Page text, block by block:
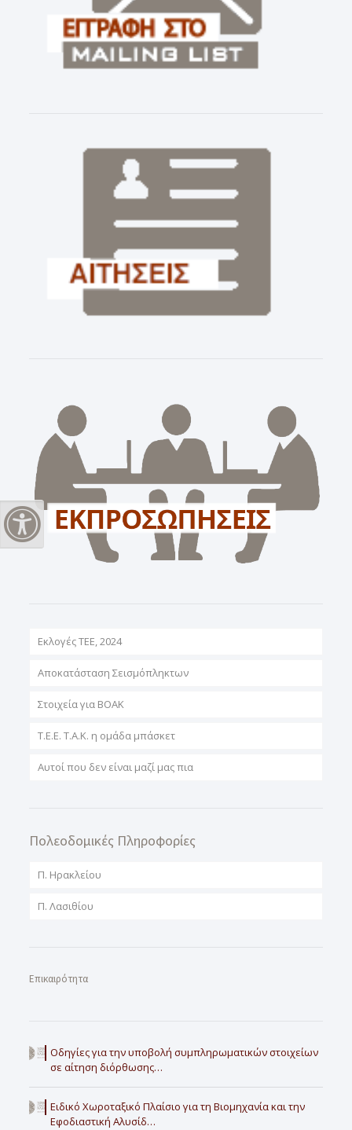
Εναλλαγή Υψηλής Αντίθεσης
Εκλογές ΤΕΕ, 2024
Αποκατάσταση Σεισμόπληκτων
Στοιχεία για ΒΟΑΚ
T.E.E. T.A.K. η ομάδα μπάσκετ
Αυτοί που δεν είναι μαζί μας πια
Πολεοδομικές Πληροφορίες
Π. Ηρακλείου
Π. Λασιθίου
Επικαιρότητα
Οδηγίες για την υποβολή συμπληρωματικών στοιχείων
σε αίτηση διόρθωσης…
Ειδικό Χωροταξικό Πλαίσιο για τη Βιομηχανία και την
Εφοδιαστική Αλυσίδ…